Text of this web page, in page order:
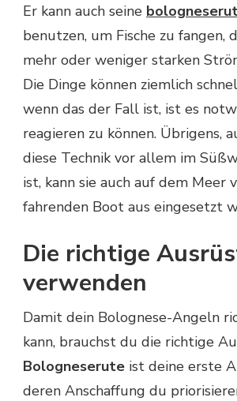
Er kann auch seine
benutzen, um Fische zu fangen,
mehr oder weniger starken
Die Dinge können ziemlich
wenn das der Fall ist, ist es
reagieren zu können. Übrigens,
diese Technik vor allem im
ist, kann sie auch auf dem Meer
fahrenden Boot aus eingesetzt
Die richtige
verwenden
Damit dein Bolognese-Angeln
kann, brauchst du die richtige
Bologneserute ist deine erste
deren Anschaffung du